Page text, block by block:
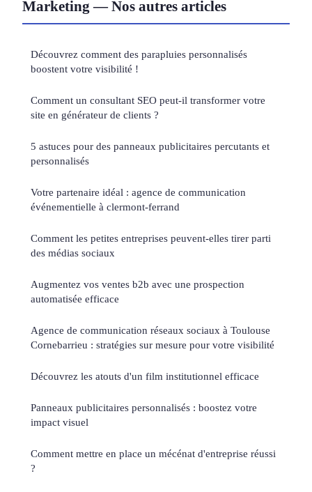
Marketing — Nos autres articles
Découvrez comment des parapluies personnalisés
boostent votre visibilité !
Comment un consultant SEO peut-il transformer votre
site en générateur de clients ?
5 astuces pour des panneaux publicitaires percutants et
personnalisés
Votre partenaire idéal : agence de communication
événementielle à clermont-ferrand
Comment les petites entreprises peuvent-elles tirer parti
des médias sociaux
Augmentez vos ventes b2b avec une prospection
automatisée efficace
Agence de communication réseaux sociaux à Toulouse
Cornebarrieu : stratégies sur mesure pour votre visibilité
Découvrez les atouts d'un film institutionnel efficace
Panneaux publicitaires personnalisés : boostez votre
impact visuel
Comment mettre en place un mécénat d'entreprise réussi
?